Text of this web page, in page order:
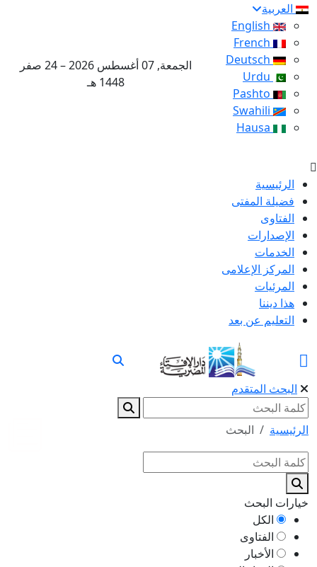
العربية
الجمعة, 07 أغسطس 2026 – 24 صفر
1448 هـ
الرئيسية
فضيلة المفتى
الفتاوى
الإصدارات
الخدمات
المركز الإعلامى
المرئيات
هذا ديننا
التعليم عن بعد
البحث المتقدم
الرئيسية البحث
خيارات البحث
الكل
الفتاوى
الأخبار